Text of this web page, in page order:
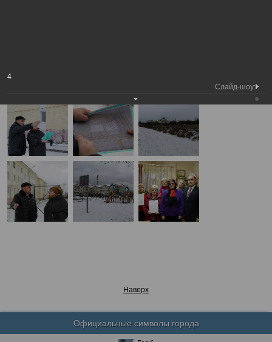
03.12.2019
Наверх
Официальные символы города
4
Слайд-шоу: